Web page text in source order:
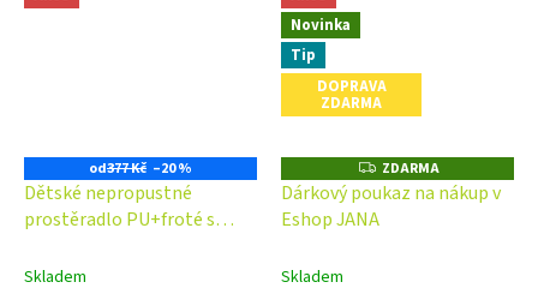
od377 Kč –20 %
Dětské nepropustné
prostěradlo PU+froté s
Skladem
Novinka
Tip
DOPRAVA
ZDARMA
Z
D
A
R
ZDARMA
Dárkový poukaz na nákup v
Eshop JANA
Skladem